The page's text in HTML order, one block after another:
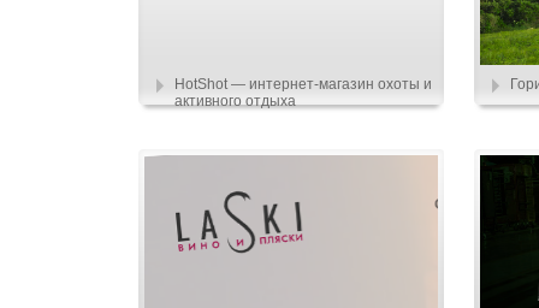
HotShot — интернет-магазин охоты и
активного отдыха